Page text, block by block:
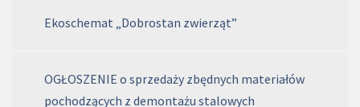
Ekoschemat „Dobrostan zwierząt”
OGŁOSZENIE o sprzedaży zbędnych materiałów
pochodzących z demontażu stalowych